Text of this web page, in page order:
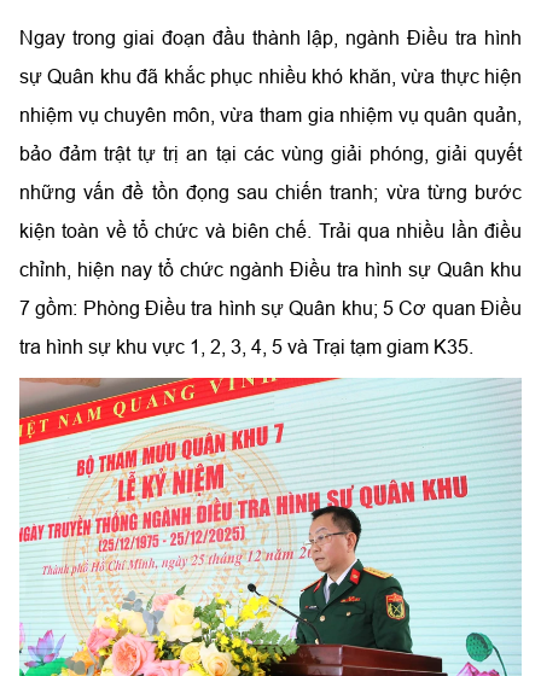
Ngay trong giai đoạn đầu thành lập, ngành Điều tra hình
sự Quân khu đã khắc phục nhiều khó khăn, vừa thực hiện
nhiệm vụ chuyên môn, vừa tham gia nhiệm vụ quân quản,
bảo đảm trật tự trị an tại các vùng giải phóng, giải quyết
những vấn đề tồn đọng sau chiến tranh; vừa từng bước
kiện toàn về tổ chức và biên chế. Trải qua nhiều lần điều
chỉnh, hiện nay tổ chức ngành Điều tra hình sự Quân khu
7 gồm: Phòng Điều tra hình sự Quân khu; 5 Cơ quan Điều
tra hình sự khu vực 1, 2, 3, 4, 5 và Trại tạm giam K35.